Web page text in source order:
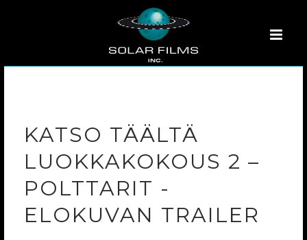
KATSO TÄÄLTÄ
LUOKKAKOKOUS 2 –
POLTTARIT -
ELOKUVAN TRAILER